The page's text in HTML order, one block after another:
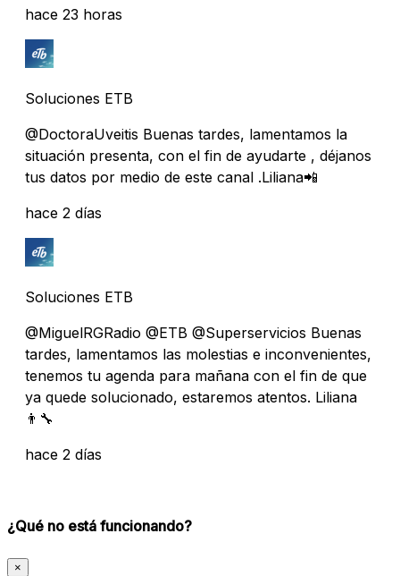
hace 23 horas
Soluciones ETB
@DoctoraUveitis Buenas tardes, lamentamos la
situación presenta, con el fin de ayudarte , déjanos
tus datos por medio de este canal .Liliana📲
hace 2 días
Soluciones ETB
@MiguelRGRadio @ETB @Superservicios Buenas
tardes, lamentamos las molestias e inconvenientes,
tenemos tu agenda para mañana con el fin de que
ya quede solucionado, estaremos atentos. Liliana
👨‍🔧
hace 2 días
¿Qué no está funcionando?
×